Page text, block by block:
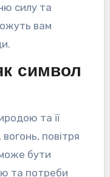
силу та
вам
символ
та її
повітря
бути
та потреби